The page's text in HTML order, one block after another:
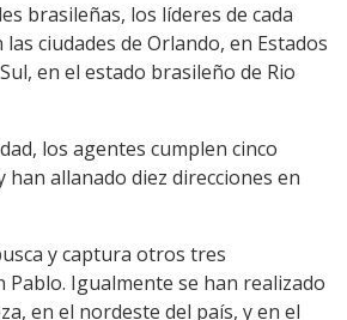
brasileñas, los líderes de cada
ciudades de Orlando, en Estados
en el estado brasileño de Rio
los agentes cumplen cinco
allanado diez direcciones en
y captura otros tres
Pablo. Igualmente se han realizado
en el nordeste del país, y en el